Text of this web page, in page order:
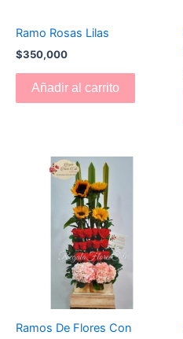
Ramo Rosas Lilas
$350,000
Añadir al carrito
Ramos De Flores Con